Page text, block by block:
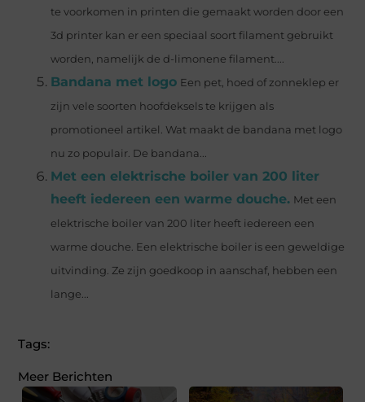
te voorkomen in printen die gemaakt worden door een
3d printer kan er een speciaal soort filament gebruikt
worden, namelijk de d-limonene filament....
Bandana met logo Een pet, hoed of zonneklep er
zijn vele soorten hoofdeksels te krijgen als
promotioneel artikel. Wat maakt de bandana met logo
nu zo populair. De bandana...
Met een elektrische boiler van 200 liter
heeft iedereen een warme douche. Met een
elektrische boiler van 200 liter heeft iedereen een
warme douche. Een elektrische boiler is een geweldige
uitvinding. Ze zijn goedkoop in aanschaf, hebben een
lange...
Tags:
Meer Berichten